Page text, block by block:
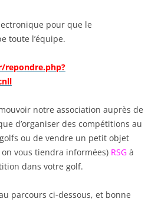
pour que le
toute l’équipe.
notre association auprès de
d’organiser des compétitions au
ou de vendre un petit objet
vous tiendra informées) RSG à
dans votre golf.
parcours ci-dessous, et bonne